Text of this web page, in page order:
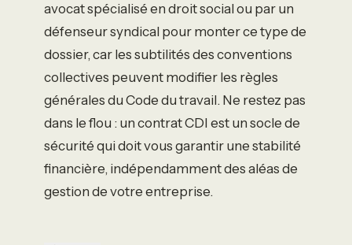
avocat spécialisé en droit social ou par un
défenseur syndical pour monter ce type de
dossier, car les subtilités des conventions
collectives peuvent modifier les règles
générales du Code du travail. Ne restez pas
dans le flou : un contrat CDI est un socle de
sécurité qui doit vous garantir une stabilité
financière, indépendamment des aléas de
gestion de votre entreprise.